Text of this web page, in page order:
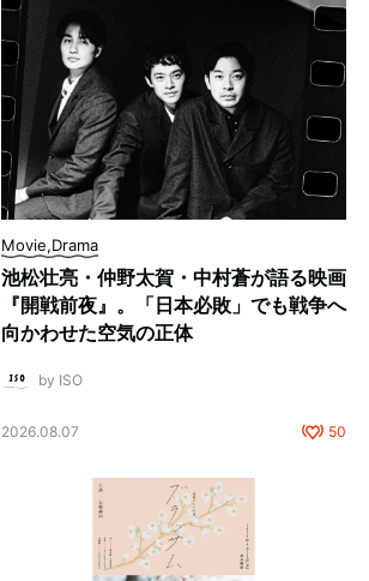
Movie,Drama
池松壮亮・仲野太賀・中村蒼が語る映画
『開戦前夜』。「日本必敗」でも戦争へ
向かわせた空気の正体
by ISO
2026.08.07 50